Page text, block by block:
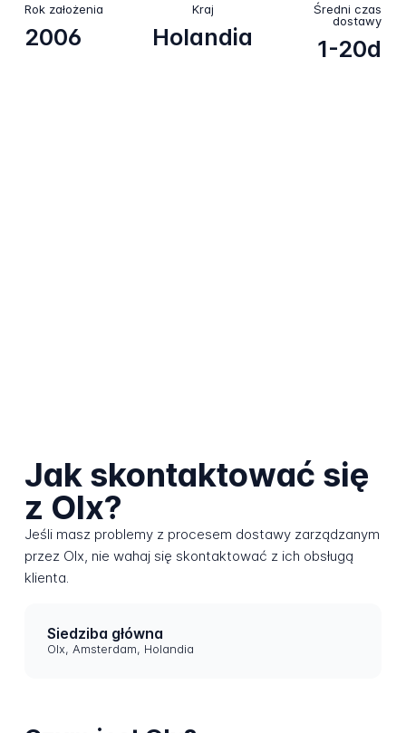
Rok założenia
2006
Kraj
Holandia
Średni czas
dostawy
1-20d
Jak skontaktować się
z Olx?
Jeśli masz problemy z procesem dostawy zarządzanym
przez Olx, nie wahaj się skontaktować z ich obsługą
klienta.
Siedziba główna
Olx, Amsterdam, Holandia